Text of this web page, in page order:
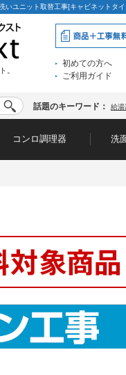
ユニット取替工事[キャビネットタ
。
初めての方へ
ご利用ガイド
話題のキーワード： 給湯
コンロ調理器 洗